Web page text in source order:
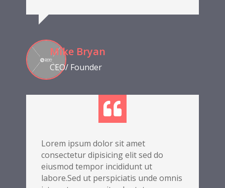
Mike Bryan
CEO/ Founder

Lorem ipsum dolor sit amet
consectetur dipisicing elit sed do
eiusmod tempor incididunt ut
labore.Sed ut perspiciatis unde omnis